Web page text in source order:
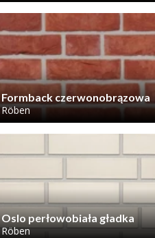
Formback czerwonobrązowa
Röben
Oslo perłowobiała gładka
Röben